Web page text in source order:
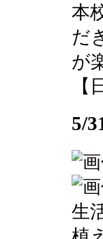
本
だ
が
5/
生